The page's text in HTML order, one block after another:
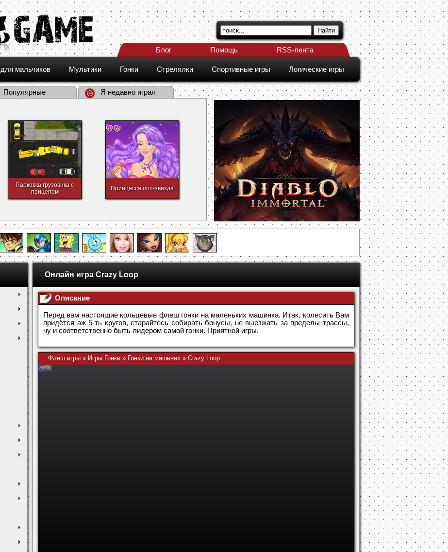
Блог Помощь RSS-лента
мальчиков Мультики Гонки Стрелялки Спортивные игры Логические игры
Популярные Я недавно играл
Парковка грузовика с
прицепом
Принцесса поп-звезда
Онлайн игра Crazy Loop
Описание
Перед вам настоящие кольцевые флеш гонки на маленьких машинка. Итак, колесить Вам
придётся аж 5-ть кругов, старайтесь собирать бонусы, не выезжать за пределы трассы,
ну и соответственно быть лидером самой гонки. Приятной игры.
Флеш игры » Игры Гонки » Гонки на машинах » Crazy Loop